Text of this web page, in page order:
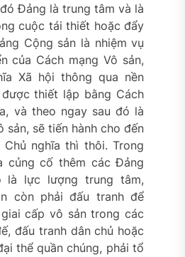
Đảng là trung tâm và là
cuộc tái thiết hoặc đẩy
Cộng sản là nhiệm vụ
của Cách mạng Vô sản,
Xã hội thông qua nền
thiết lập bằng Cách
và theo ngay sau đó là
sản, sẽ tiến hành cho đến
nghĩa thì thôi. Trong
củng cố thêm các Đảng
là lực lượng trung tâm,
còn phải đấu tranh để
cấp vô sản trong các
đấu tranh dân chủ hoặc
thể quần chúng, phải tổ